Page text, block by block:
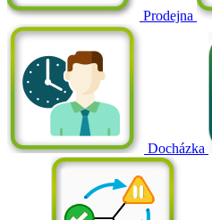
Prodejna
Docházka